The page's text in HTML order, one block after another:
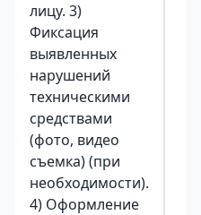
лицу. 3)
Фиксация
выявленных
нарушений
техническими
средствами
(фото, видео
съемка) (при
необходимости).
4) Оформление